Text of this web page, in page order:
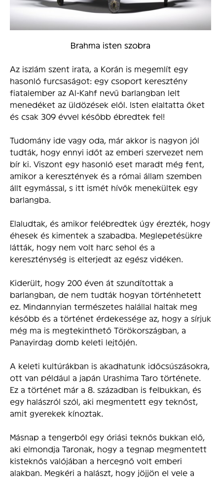
Brahma isten szobra
Az iszlám szent irata, a Korán is megemlít egy
hasonló furcsaságot: egy csoport keresztény
fiatalember az Al-Kahf nevű barlangban lelt
menedéket az üldözések elől. Isten elaltatta őket
és csak 309 évvel később ébredtek fel!
Tudomány ide vagy oda, már akkor is nagyon jól
tudták, hogy ennyi időt az emberi szervezet nem
bír ki. Viszont egy hasonló eset maradt még fent,
amikor a keresztények és a római állam szemben
állt egymással, s itt ismét hívők menekültek egy
barlangba.
Elaludtak, és amikor felébredtek úgy érezték, hogy
éhesek és kimentek a szabadba. Meglepetésükre
látták, hogy nem volt harc sehol és a
kereszténység is elterjedt az egész vidéken.
Kiderült, hogy 200 éven át szundítottak a
barlangban, de nem tudták hogyan történhetett
ez. Mindannyian természetes halállal haltak meg
később és a történet érdekessége az, hogy a sírjuk
még ma is megtekinthető Törökországban, a
Panayirdag domb keleti lejtőjén.
A keleti kultúrákban is akadhatunk időcsúszásokra,
ott van például a japán Urashima Taro története.
Ez a történet már a 8. században is felbukkan, és
egy halászról szól, aki megmentett egy teknőst,
amit gyerekek kínoztak.
Másnap a tengerből egy óriási teknős bukkan elő,
aki elmondja Taronak, hogy a tegnap megmentett
kisteknős valójában a hercegnő volt emberi
alakban. Megkéri a halászt, hogy jöjjön el vele a